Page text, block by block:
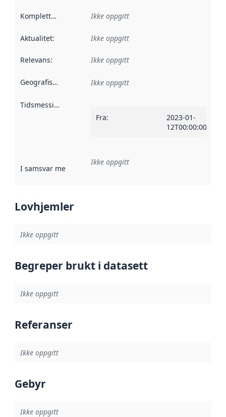
Kompletthet Ikke oppgitt
Aktualitet: Ikke oppgitt
Relevans: Ikke oppgitt
Geografisk avgrensning :
Ikke oppgitt
Tidsmessig avgrensning
Fra:
2023-01-
12T00:00:00Z
I samsvar med Referanse til en implementasjonsregel
Ikke oppgitt
Lovhjemler
Ikke oppgitt
Begreper brukt i datasett
Ikke oppgitt
Referanser
Ikke oppgitt
Gebyr
Ikke oppgitt